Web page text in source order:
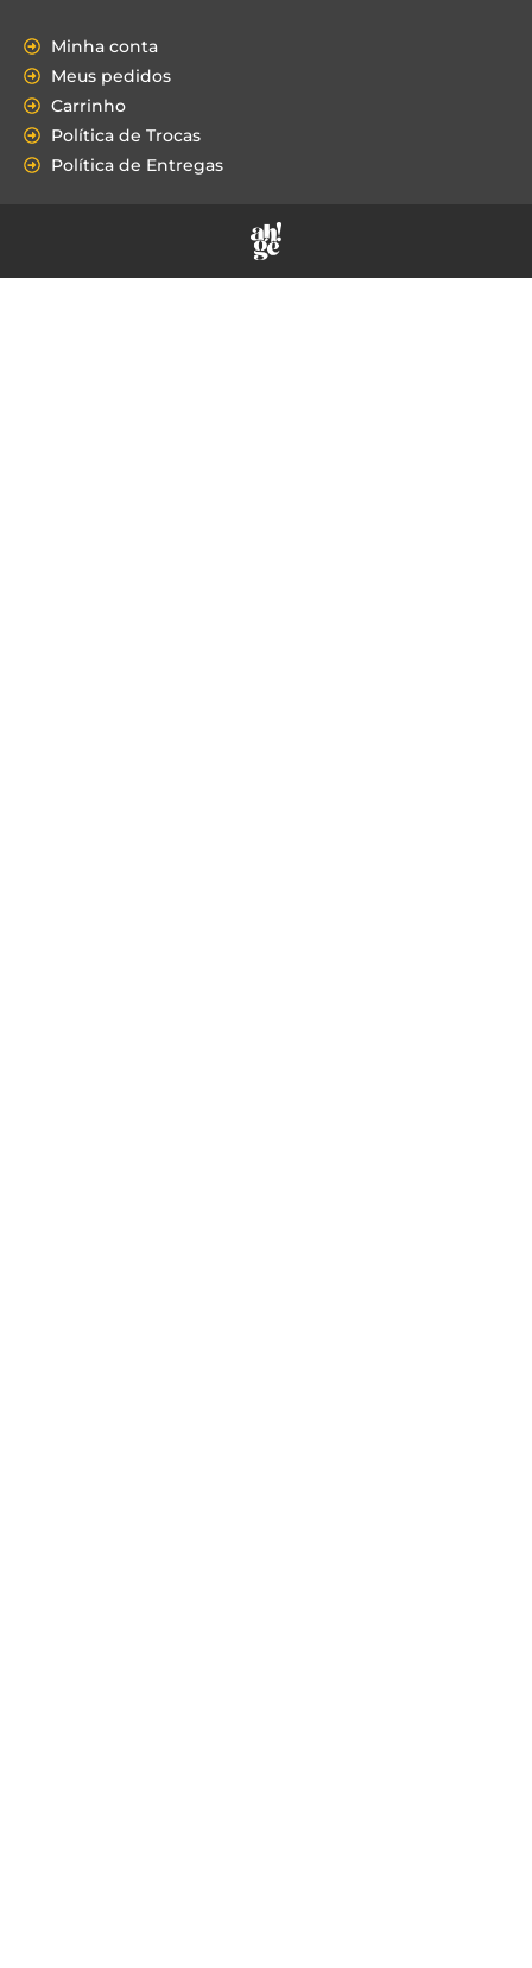
Minha conta
Meus pedidos
Carrinho
Política de Trocas
Política de Entregas